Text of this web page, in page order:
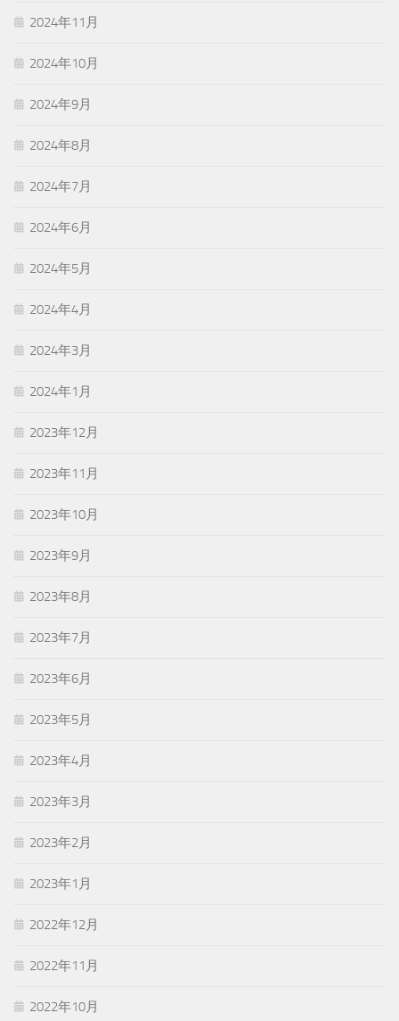
2024年11月
2024年10月
2024年9月
2024年8月
2024年7月
2024年6月
2024年5月
2024年4月
2024年3月
2024年1月
2023年12月
2023年11月
2023年10月
2023年9月
2023年8月
2023年7月
2023年6月
2023年5月
2023年4月
2023年3月
2023年2月
2023年1月
2022年12月
2022年11月
2022年10月